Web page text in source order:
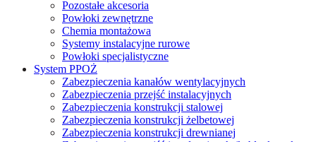
Pozostałe akcesoria
Powłoki zewnętrzne
Chemia montażowa
Systemy instalacyjne rurowe
Powłoki specjalistyczne
System PPOŻ
Zabezpieczenia kanałów wentylacyjnych
Zabezpieczenia przejść instalacyjnych
Zabezpieczenia konstrukcji stalowej
Zabezpieczenia konstrukcji żelbetowej
Zabezpieczenia konstrukcji drewnianej